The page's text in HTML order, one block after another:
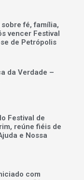
fé, família,
vencer Festival
de Petrópolis
da Verdade –
Festival de
reúne fiéis de
e Nossa
com